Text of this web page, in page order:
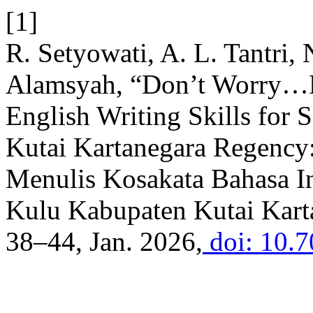
[1]
R. Setyowati, A. L. Tantri,
Alamsyah, “Don’t
English Writing Skills for
Kutai Kartanegara
Menulis Kosakata Bahasa
Kulu Kabupaten Kutai
38–44, Jan. 2026, doi: